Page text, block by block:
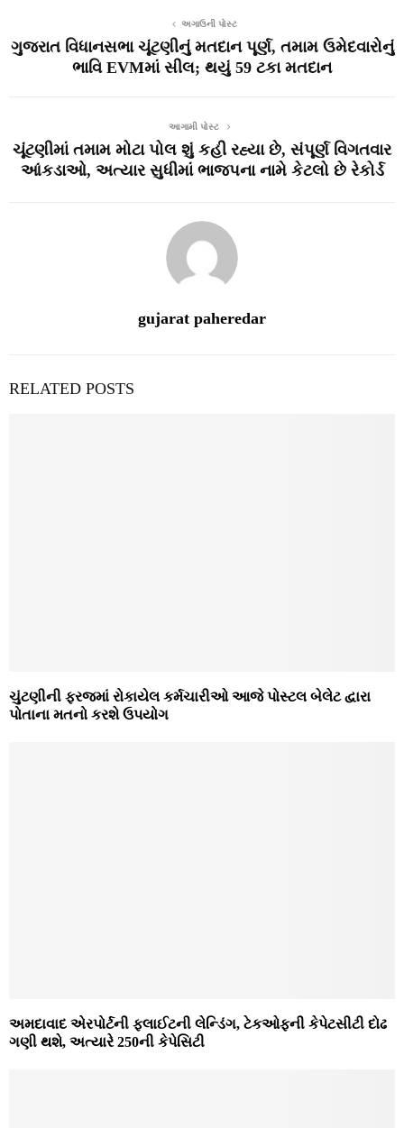
અગાઉની પોસ્ટ
ગુજરાત વિધાનસભા ચૂંટણીનું મતદાન પૂર્ણ, તમામ ઉમેદવારોનું
ભાવિ EVMમાં સીલ; થયું 59 ટકા મતદાન
આગામી પોસ્ટ
ચૂંટણીમાં તમામ મોટા પોલ શું કહી રહ્યા છે, સંપૂર્ણ વિગતવાર
આંકડાઓ, અત્યાર સુધીમાં ભાજપના નામે કેટલો છે રેકોર્ડ
gujarat paheredar
RELATED POSTS
ચુંટણીની ફરજમાં રોકાયેલ કર્મચારીઓ આજે પોસ્ટલ બેલેટ દ્વારા
પોતાના મતનો કરશે ઉપયોગ
અમદાવાદ એરપોર્ટની ફ્લાઈટની લેન્ડિંગ, ટેકઓફની કેપેટસીટી દોઢ
ગણી થશે, અત્યારે 250ની કેપેસિટી